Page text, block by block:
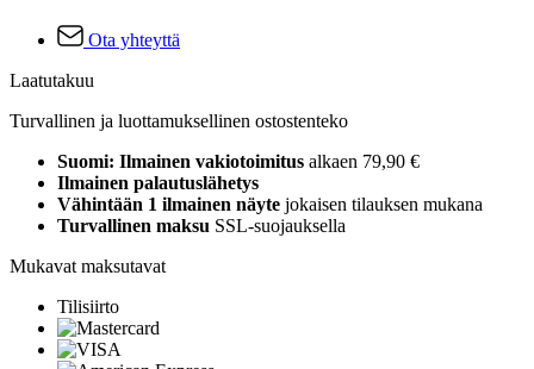
Ota yhteyttä
Laatutakuu
Turvallinen ja luottamuksellinen ostostenteko
Suomi: Ilmainen vakiotoimitus alkaen 79,90 €
Ilmainen palautuslähetys
Vähintään 1 ilmainen näyte jokaisen tilauksen mukana
Turvallinen maksu SSL-suojauksella
Mukavat maksutavat
Tilisiirto